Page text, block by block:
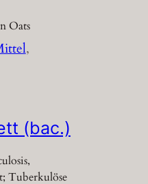
Oats
(bac.)
Tuberkulöse